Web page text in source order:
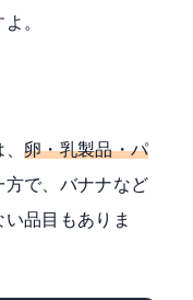
。
、卵・乳製品・パ
方で、バナナなど
品目もありま